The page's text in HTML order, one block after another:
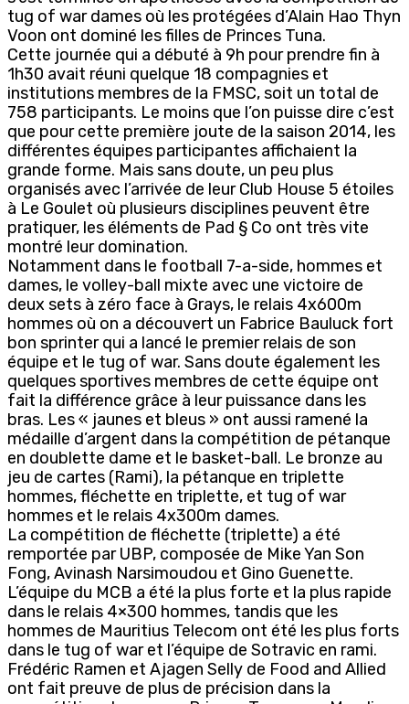
tug of war dames où les protégées d’Alain Hao Thyn
Voon ont dominé les filles de Princes Tuna.
Cette journée qui a débuté à 9h pour prendre fin à
1h30 avait réuni quelque 18 compagnies et
institutions membres de la FMSC, soit un total de
758 participants. Le moins que l’on puisse dire c’est
que pour cette première joute de la saison 2014, les
différentes équipes participantes affichaient la
grande forme. Mais sans doute, un peu plus
organisés avec l’arrivée de leur Club House 5 étoiles
à Le Goulet où plusieurs disciplines peuvent être
pratiquer, les éléments de Pad § Co ont très vite
montré leur domination.
Notamment dans le football 7-a-side, hommes et
dames, le volley-ball mixte avec une victoire de
deux sets à zéro face à Grays, le relais 4x600m
hommes où on a découvert un Fabrice Bauluck fort
bon sprinter qui a lancé le premier relais de son
équipe et le tug of war. Sans doute également les
quelques sportives membres de cette équipe ont
fait la différence grâce à leur puissance dans les
bras. Les « jaunes et bleus » ont aussi ramené la
médaille d’argent dans la compétition de pétanque
en doublette dame et le basket-ball. Le bronze au
jeu de cartes (Rami), la pétanque en triplette
hommes, fléchette en triplette, et tug of war
hommes et le relais 4x300m dames.
La compétition de fléchette (triplette) a été
remportée par UBP, composée de Mike Yan Son
Fong, Avinash Narsimoudou et Gino Guenette.
L’équipe du MCB a été la plus forte et la plus rapide
dans le relais 4×300 hommes, tandis que les
hommes de Mauritius Telecom ont été les plus forts
dans le tug of war et l’équipe de Sotravic en rami.
Frédéric Ramen et Ajagen Selly de Food and Allied
ont fait preuve de plus de précision dans la